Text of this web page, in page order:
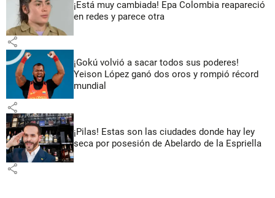
¡Está muy cambiada! Epa Colombia reapareció
en redes y parece otra
share
¡Gokú volvió a sacar todos sus poderes!
Yeison López ganó dos oros y rompió récord
mundial
share
¡Pilas! Estas son las ciudades donde hay ley
seca por posesión de Abelardo de la Espriella
share